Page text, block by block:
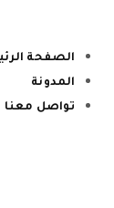
الصفحة
المدونة
تواصل معنا